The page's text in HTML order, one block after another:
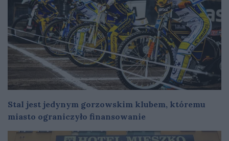
Stal jest jedynym gorzowskim klubem, któremu
miasto ograniczyło finansowanie